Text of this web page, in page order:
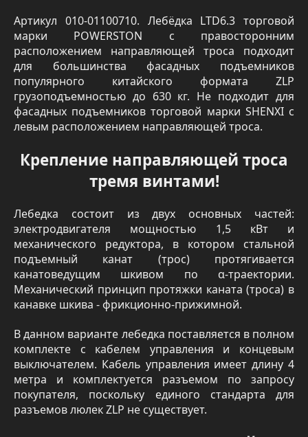
Артикул 010-01100710. Лебёдка LTD6.3 торговой
марки POWERSTON с правосторонним
расположением направляющей троса подходит
для большинства фасадных подъемников
популярного китайского формата ZLP
грузоподъемностью до 630 кг. Не подходит для
фасадных подъемников торговой марки SHENXI с
левым расположением направляющей троса.
Крепление направляющей троса
тремя винтами!
Лебедка состоит из двух основных частей:
электродвигателя мощностью 1,5 кВт и
механического редуктора, в котором стальной
подъемный канат (трос) протягивается
канатоведущим шкивом по α-траектории.
Механический принцип протяжки каната (троса) в
канавке шкива - фрикционно-прижимной.
В данном варианте лебедка поставляется в полном
комплекте с кабелем управления и концевым
выключателем. Кабель управления имеет длину 4
метра и комплектуется разъемом по запросу
покупателя, поскольку единого стандарта для
разъемов люлек ZLP не существует.